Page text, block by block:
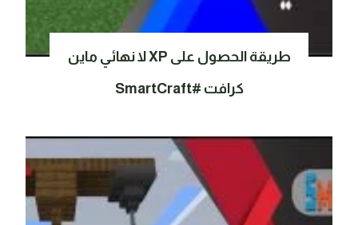
طريقة الحصول على XP لا نهائي ماين
كرافت #SmartCraft